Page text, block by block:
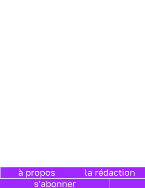
à propos la rédaction
s'abonner